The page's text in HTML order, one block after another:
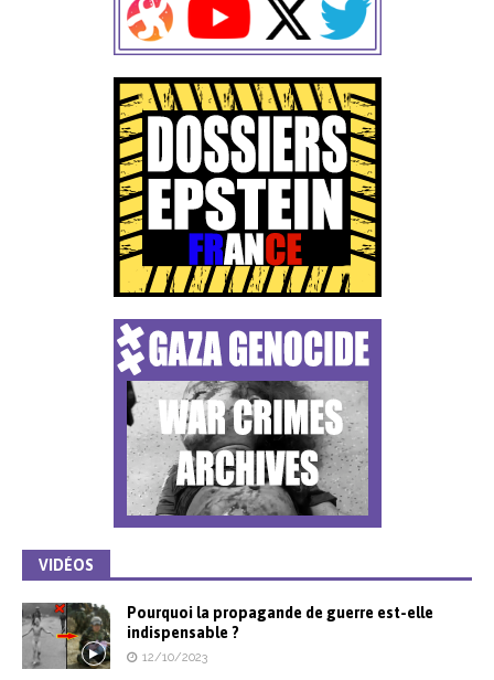
VIDÉOS
Pourquoi la propagande de guerre est-elle
indispensable ?
12/10/2023